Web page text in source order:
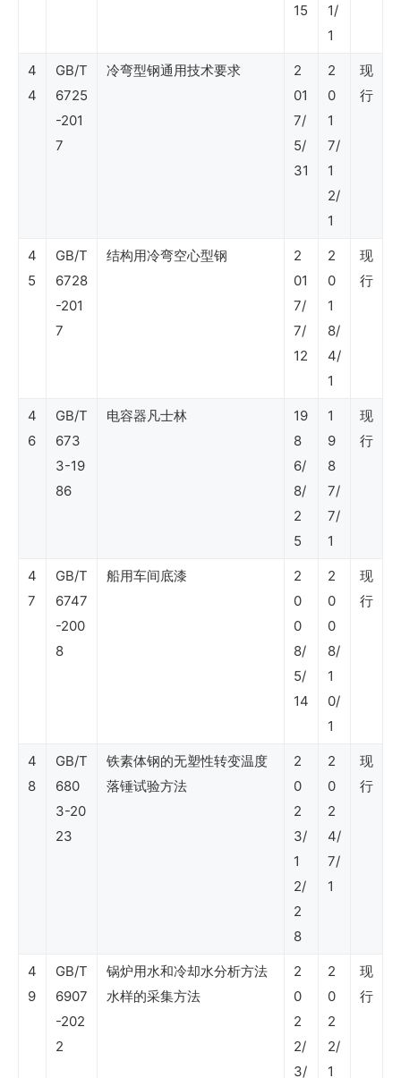
料）
（内
15
1/
1
4
4
GB/T
6725
-201
7
冷弯型钢通用技术要求
2
01
7/
5/
31
2
0
1
7/
1
2/
1
现
行
4
5
GB/T
6728
-201
7
结构用冷弯空心型钢
2
01
7/
7/
12
2
0
1
8/
4/
1
现
行
4
6
GB/T
673
3-19
86
电容器凡士林
19
8
6/
8/
2
5
1
9
8
7/
7/
1
现
行
4
7
GB/T
6747
-200
8
船用车间底漆
2
0
0
8/
5/
14
2
0
0
8/
1
0/
1
现
行
4
8
GB/T
680
3-20
23
铁素体钢的无塑性转变温度
落锤试验方法
2
0
2
3/
1
2/
2
8
2
0
2
4/
7/
1
现
行
4
9
GB/T
6907
-202
2
锅炉用水和冷却水分析方法
水样的采集方法
2
0
2
2/
3/
2
0
2
2/
1
现
行